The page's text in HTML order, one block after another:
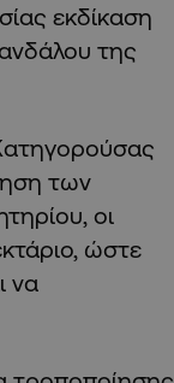
εκδίκαση
της
των
οι
ώστε
να